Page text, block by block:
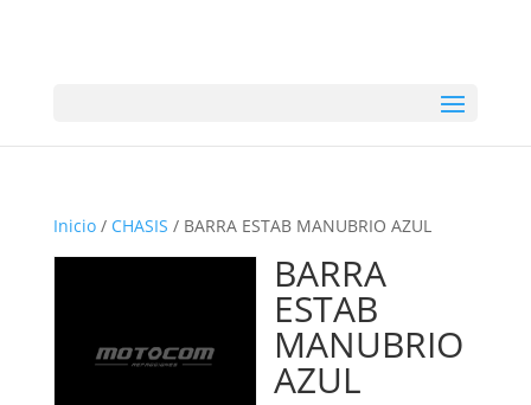
Inicio/ CHASIS / BARRA ESTAB MANUBRIO AZUL
BARRA
ESTAB
MANUBRIO
AZUL